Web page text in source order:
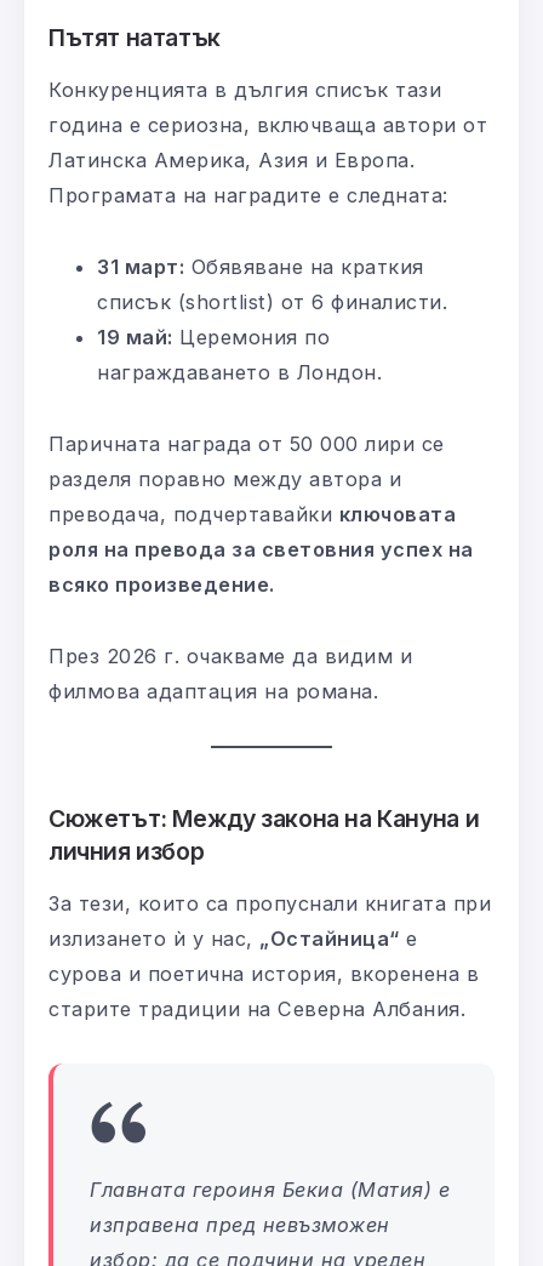
Пътят нататък
Конкуренцията в дългия списък тази
година е сериозна, включваща автори от
Латинска Америка, Азия и Европа.
Програмата на наградите е следната:
31 март: Обявяване на краткия
списък (shortlist) от 6 финалисти.
19 май: Церемония по
награждаването в Лондон.
Паричната награда от 50 000 лири се
разделя поравно между автора и
преводача, подчертавайки ключовата
роля на превода за световния успех на
всяко произведение.
През 2026 г. очакваме да видим и
филмова адаптация на романа.
Сюжетът: Между закона на Кануна и
личния избор
За тези, които са пропуснали книгата при
излизането ѝ у нас, „Остайница“ е
сурова и поетична история, вкоренена в
старите традиции на Северна Албания.
Главната героиня Бекиа (Матия) е
изправена пред невъзможен
избор: да се подчини на уреден